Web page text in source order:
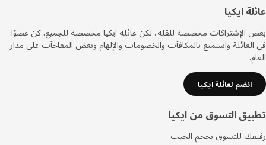
أسفل
الصفحة
عائلة ايكيا
بعض الإشتراكات مخصصة للقلة، لكن عائلة ايكيا مخصصة للجميع. كن عضوًا
في العائلة واستمتع بالمكافآت والخصومات والإلهام وبعض المفاجآت على مدار
العام.
انضم لعائلة ايكيا
تطبيق التسوق من ايكيا
رفيقك للتسوق بحجم الجيب